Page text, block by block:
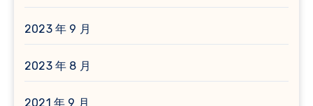
2023 年 9 月
2023 年 8 月
2021 年 9 月